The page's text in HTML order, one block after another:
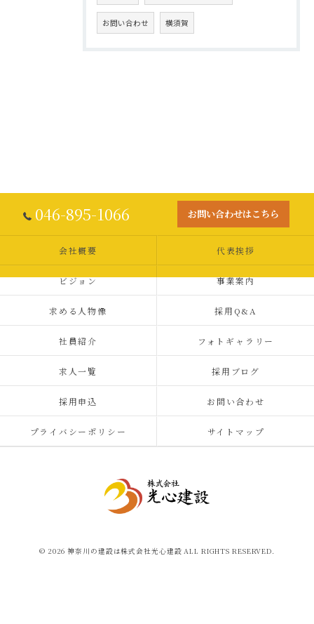
お問い合わせ 横須賀
046-895-1066 お問い合わせはこちら
会社概要 代表挨拶
ビジョン 事業案内
求める人物像 採用Q&A
社員紹介 フォトギャラリー
求人一覧 採用ブログ
採用申込 お問い合わせ
プライバシーポリシー サイトマップ
© 2026 神奈川の建設は株式会社光心建設 ALL RIGHTS RESERVED.